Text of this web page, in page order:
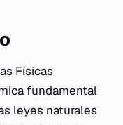
Físicas
fundamental
leyes naturales